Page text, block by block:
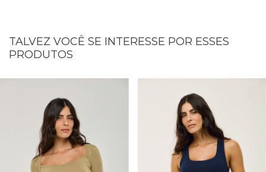
TALVEZ VOCÊ SE INTERESSE POR ESSES
PRODUTOS